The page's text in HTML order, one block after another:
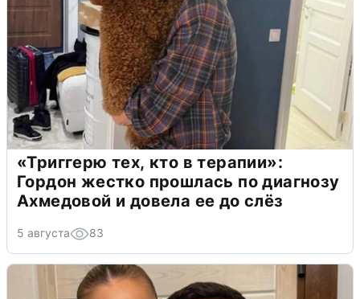
«Триггерю тех, кто в терапии»:
Гордон жестко прошлась по диагнозу
Ахмедовой и довела ее до слёз
5 августа 83